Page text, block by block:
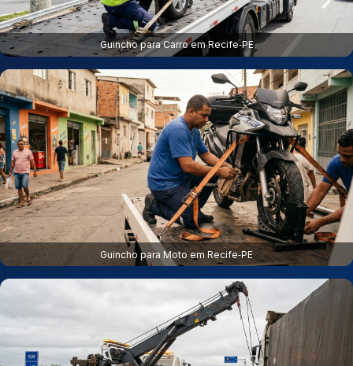
Guincho para Carro em Recife‑PE
Guincho para Moto em Recife‑PE